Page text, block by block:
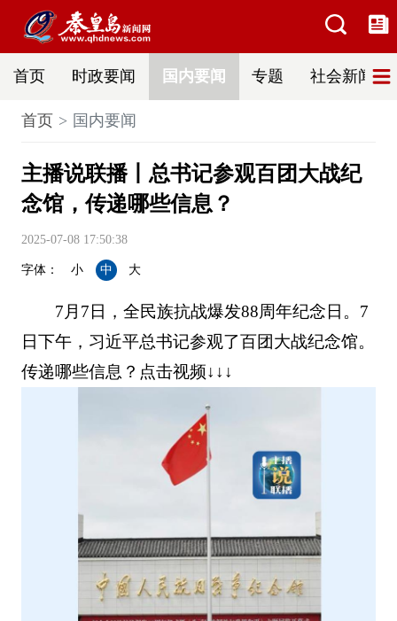
首页 时政要闻 国内要闻 专题 社会新闻
首页 国内要闻
主播说联播丨总书记参观百团大战纪
念馆，传递哪些信息？
2025-07-08 17:50:38
字体： 小 中 大
7月7日，全民族抗战爆发88周年纪念日。7
日下午，习近平总书记参观了百团大战纪念馆。
传递哪些信息？点击视频↓↓↓